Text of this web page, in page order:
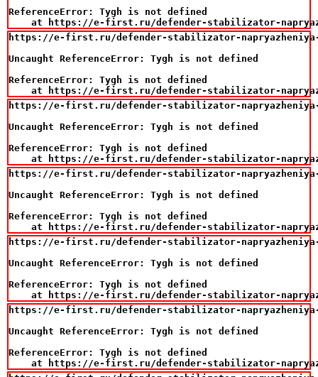
ReferenceError: Tygh is not defined
at https://e-first.ru/defender-stabilizator-
https://e-first.ru/defender-stabilizator-napryazheniya-
Uncaught ReferenceError: Tygh is not defined
ReferenceError: Tygh is not defined
at https://e-first.ru/defender-stabilizator-
https://e-first.ru/defender-stabilizator-napryazheniya-
Uncaught ReferenceError: Tygh is not defined
ReferenceError: Tygh is not defined
at https://e-first.ru/defender-stabilizator-
https://e-first.ru/defender-stabilizator-napryazheniya-
Uncaught ReferenceError: Tygh is not defined
ReferenceError: Tygh is not defined
at https://e-first.ru/defender-stabilizator-
https://e-first.ru/defender-stabilizator-napryazheniya-
Uncaught ReferenceError: Tygh is not defined
ReferenceError: Tygh is not defined
at https://e-first.ru/defender-stabilizator-
https://e-first.ru/defender-stabilizator-napryazheniya-
Uncaught ReferenceError: Tygh is not defined
ReferenceError: Tygh is not defined
at https://e-first.ru/defender-stabilizator-